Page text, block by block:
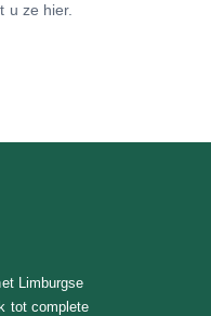
u ze hier.
Limburgse
tot complete